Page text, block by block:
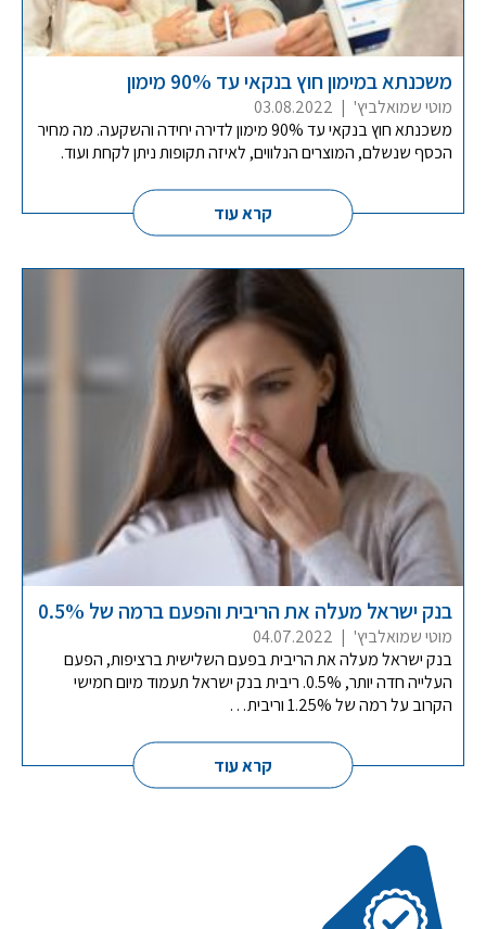
משכנתא במימון חוץ בנקאי עד 90% מימון
מוטי שמואלביץ' |
03.08.2022
משכנתא חוץ בנקאי עד 90% מימון לדירה יחידה והשקעה. מה מחיר
הכסף שנשלם, המוצרים הנלווים, לאיזה תקופות ניתן לקחת ועוד.
קרא עוד
בנק ישראל מעלה את הריבית והפעם ברמה של 0.5%
מוטי שמואלביץ' |
04.07.2022
בנק ישראל מעלה את הריבית בפעם השלישית ברציפות, הפעם
העלייה חדה יותר, 0.5%. ריבית בנק ישראל תעמוד מיום חמישי
הקרוב על רמה של 1.25% וריבית…
קרא עוד